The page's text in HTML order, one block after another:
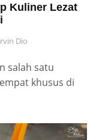
Kuliner Lezat
Dio
salah satu
khusus di